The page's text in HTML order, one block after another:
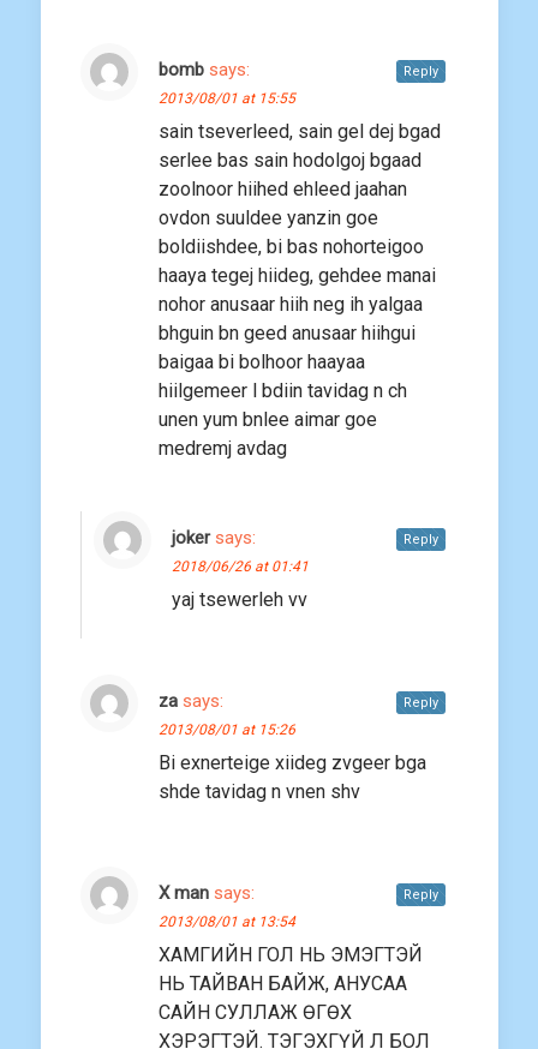
bomb says:
2013/08/01 at 15:55
sain tseverleed, sain gel dej bgad
serlee bas sain hodolgoj bgaad
zoolnoor hiihed ehleed jaahan
ovdon suuldee yanzin goe
boldiishdee, bi bas nohorteigoo
haaya tegej hiideg, gehdee manai
nohor anusaar hiih neg ih yalgaa
bhguin bn geed anusaar hiihgui
baigaa bi bolhoor haayaa
hiilgemeer l bdiin tavidag n ch
unen yum bnlee aimar goe
medremj avdag
Reply
joker says:
2018/06/26 at 01:41
yaj tsewerleh vv
Reply
za says:
2013/08/01 at 15:26
Bi exnerteige xiideg zvgeer bga
shde tavidag n vnen shv
Reply
X man says:
2013/08/01 at 13:54
ХАМГИЙН ГОЛ НЬ ЭМЭГТЭЙ
НЬ ТАЙВАН БАЙЖ, АНУСАА
САЙН СУЛЛАЖ ӨГӨХ
ХЭРЭГТЭЙ. ТЭГЭХГҮЙ Л БОЛ
Reply